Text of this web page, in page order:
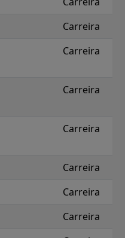
Carreira
Carreira
Carreira
Carreira
Carreira
Carreira
Carreira